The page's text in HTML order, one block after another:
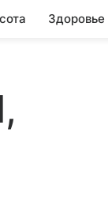
Здоровье